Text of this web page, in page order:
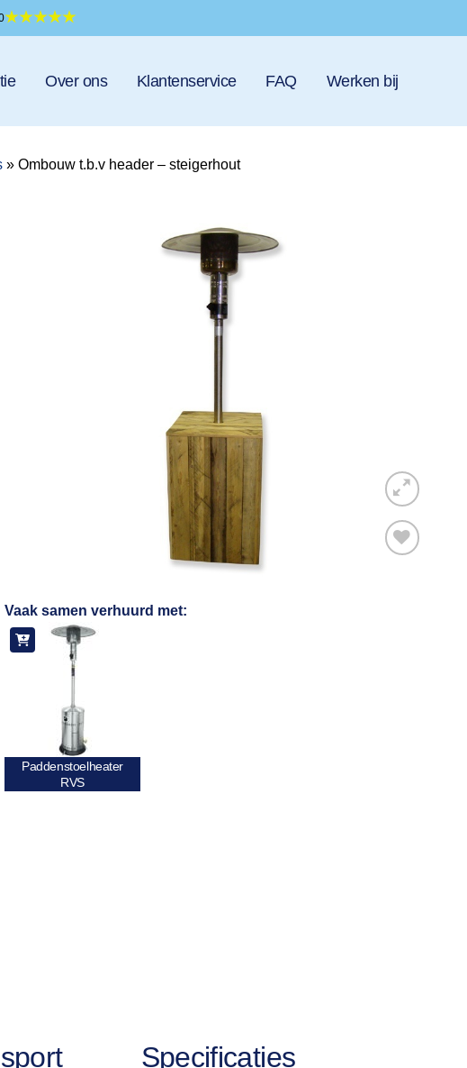
Over ons Klantenservice FAQ Werken bij
» Ombouw t.b.v header – steigerhout
Vaak samen verhuurd met:
Paddenstoelheater
RVS
Specificaties